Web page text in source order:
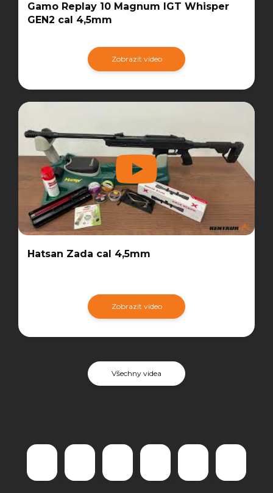
Gamo Replay 10 Magnum IGT Whisper
GEN2 cal 4,5mm
Zobrazit video
Hatsan Zada cal 4,5mm
Zobrazit video
Všechny videa